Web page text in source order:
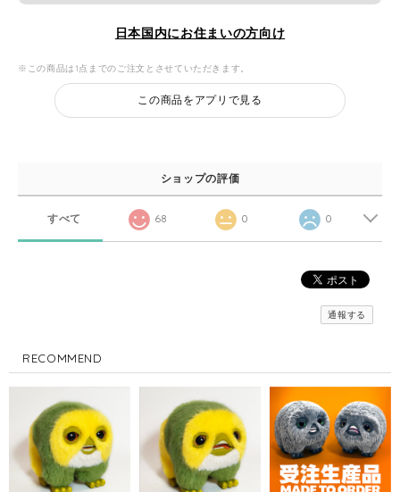
日本国内にお住まいの方向け
※この商品は1点までのご注文とさせていただきます。
この商品をアプリで見る
ショップの評価
すべて 68 0 0
通報する
RECOMMEND